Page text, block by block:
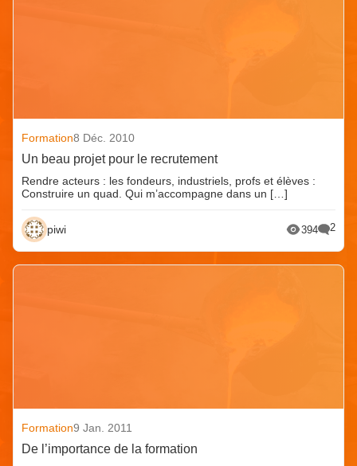
Formation8 Déc. 2010
Un beau projet pour le recrutement
Rendre acteurs : les fondeurs, industriels, profs et élèves :
Construire un quad. Qui m’accompagne dans un […]
piwi 394 2
Formation9 Jan. 2011
De l’importance de la formation